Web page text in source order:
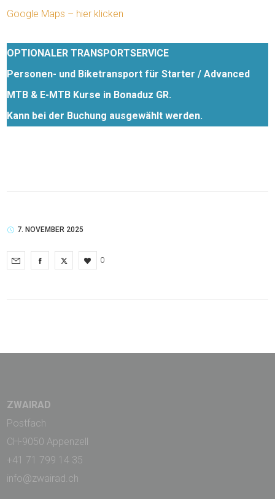
Google Maps – hier klicken
OPTIONALER TRANSPORTSERVICE
Personen- und Biketransport für Starter / Advanced
MTB & E-MTB Kurse in Bonaduz GR.
Kann bei der Buchung ausgewählt werden.
7. NOVEMBER 2025
0
ZWAIRAD
Postfach
CH-9050 Appenzell
+41 71 799 14 35
info@zwairad.ch